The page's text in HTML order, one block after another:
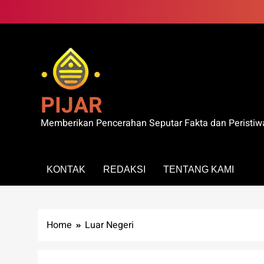
to
PIJAR
Memberikan Pencerahan Seputar Fakta dan
KONTAK REDAKSI TENTANG KAMI
Home Luar Negeri